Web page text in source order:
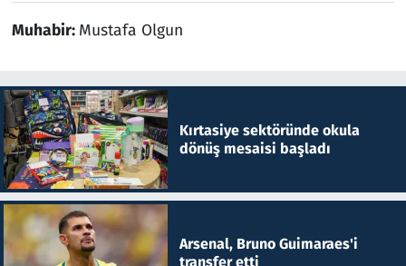
Muhabir: Mustafa Olgun
Kırtasiye sektöründe okula
dönüş mesaisi başladı
Arsenal, Bruno Guimaraes'i
transfer etti